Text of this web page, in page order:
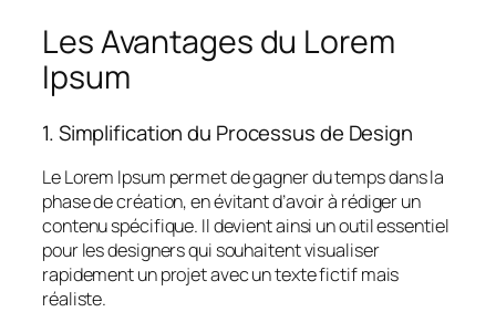
Les Avantages du Lorem
Ipsum
1. Simplification du Processus de Design
Le Lorem Ipsum permet de gagner du temps dans la
phase de création, en évitant d’avoir à rédiger un
contenu spécifique. Il devient ainsi un outil essentiel
pour les designers qui souhaitent visualiser
rapidement un projet avec un texte fictif mais
réaliste.